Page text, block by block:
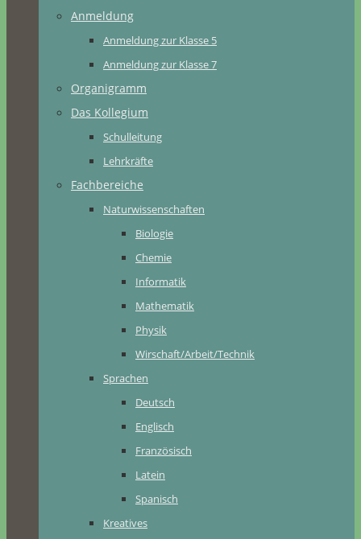
Anmeldung
Anmeldung zur Klasse 5
Anmeldung zur Klasse 7
Organigramm
Das Kollegium
Schulleitung
Lehrkräfte
Fachbereiche
Naturwissenschaften
Biologie
Chemie
Informatik
Mathematik
Physik
Wirschaft/Arbeit/Technik
Sprachen
Deutsch
Englisch
Französisch
Latein
Spanisch
Kreatives